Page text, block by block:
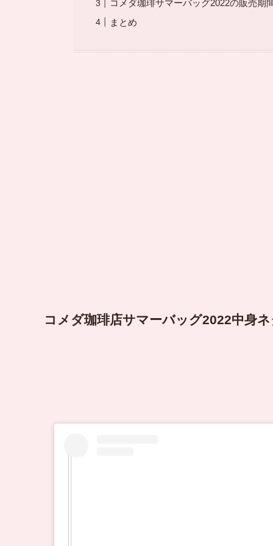
コメダ珈琲サマーバッグ2022の販売期
まとめ
コメダ珈琲店サマーバッグ2022中身ネ